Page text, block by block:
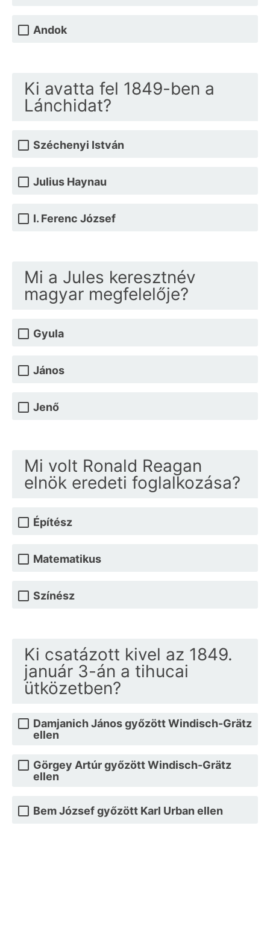
Andok
Ki avatta fel 1849-ben a
Lánchidat?
Széchenyi István
Julius Haynau
I. Ferenc József
Mi a Jules keresztnév
magyar megfelelője?
Gyula
János
Jenő
Mi volt Ronald Reagan
elnök eredeti foglalkozása?
Építész
Matematikus
Színész
Ki csatázott kivel az 1849.
január 3-án a tihucai
ütközetben?
Damjanich János győzött Windisch-Grätz
ellen
Görgey Artúr győzött Windisch-Grätz
ellen
Bem József győzött Karl Urban ellen